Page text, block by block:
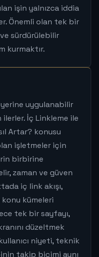
işin yalnızca iddia
Önemli olan tek bir
sürdürülebilir
kurmaktır.
uygulanabilir
İç Linkleme ile
Artar? konusu
işletmeler için
birbirine
zaman ve güven
iç link akışı,
kümeleri
tek bir sayfayı,
düzeltmek
niyeti, teknik
takip biçimi aynı